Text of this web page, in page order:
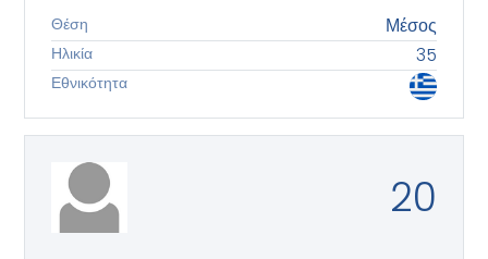
Θέση Μέσος
Ηλικία 35
Εθνικότητα
20